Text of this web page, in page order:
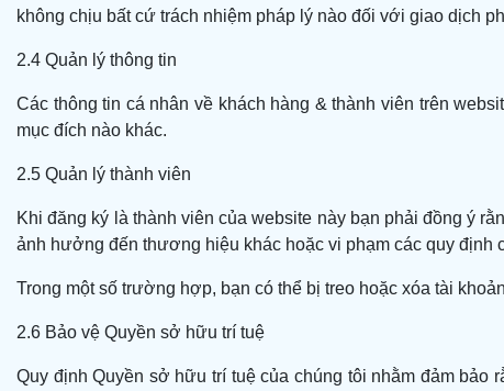
không chịu bất cứ trách nhiệm pháp lý nào đối với giao dịch
2.4 Quản lý thông tin
Các thông tin cá nhân về khách hàng & thành viên trên
mục đích nào khác.
2.5 Quản lý thành viên
Khi đăng ký là thành viên của website này bạn phải đồng ý
ảnh hưởng đến thương hiệu khác hoặc vi phạm các quy định
Trong một số trường hợp, bạn có thể bị treo hoặc xóa tài
2.6 Bảo vệ Quyền sở hữu trí tuệ
Quy định Quyền sở hữu trí tuệ của chúng tôi nhằm đảm